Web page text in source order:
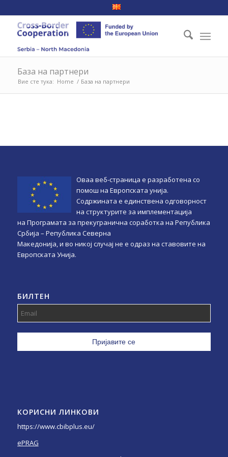
База на партнери
Вие сте тука: Home / База на партнери
Оваа веб-страница e разработена со
помош на Европската унија.
Содржината е единствена одговорност
на структурите за имплементација
на Програмата за прекугранична соработка на Република
Србија – Република Северна
Македонија, и во никој случај не е одраз на ставовите на
Европската Унија.
БИЛТЕН
КОРИСНИ ЛИНКОВИ
https://www.cbibplus.eu/
ePRAG